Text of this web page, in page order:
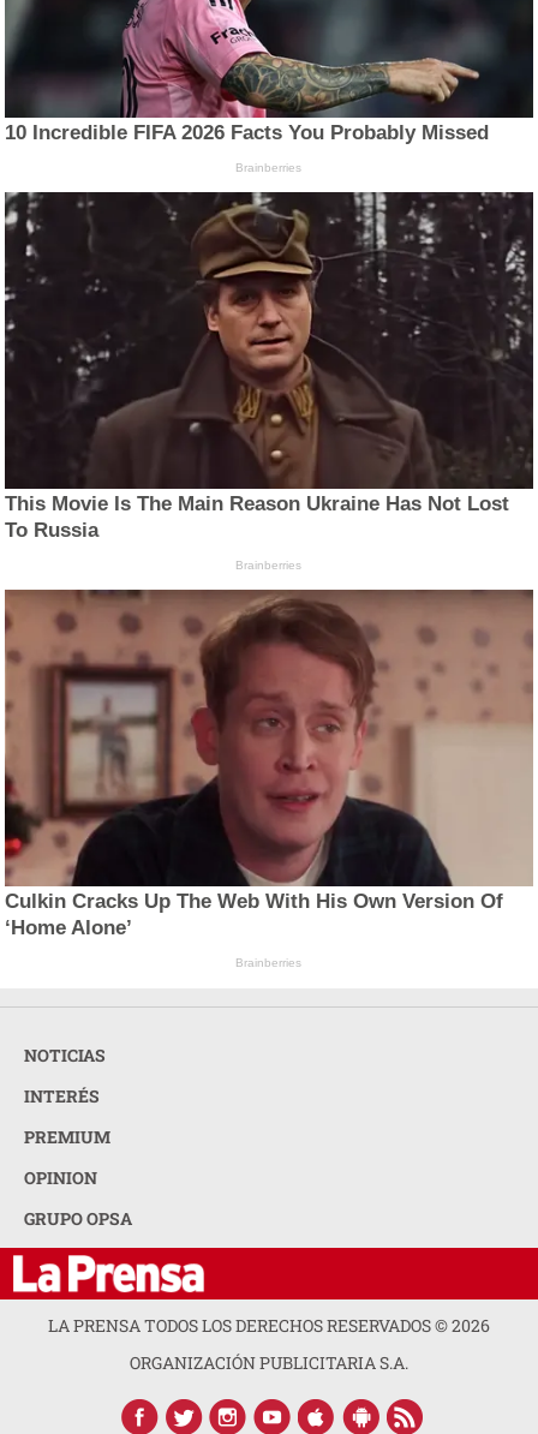
10 Incredible FIFA 2026 Facts You Probably Missed
Brainberries
This Movie Is The Main Reason Ukraine Has Not Lost
To Russia
Brainberries
Culkin Cracks Up The Web With His Own Version Of
‘Home Alone’
Brainberries
NOTICIAS
INTERÉS
PREMIUM
OPINION
GRUPO OPSA
LA PRENSA TODOS LOS DERECHOS RESERVADOS ©2026
ORGANIZACIÓN PUBLICITARIA S.A.